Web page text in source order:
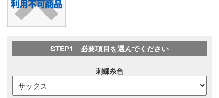
STEP1 必要項目を選んでください
刺繍糸色